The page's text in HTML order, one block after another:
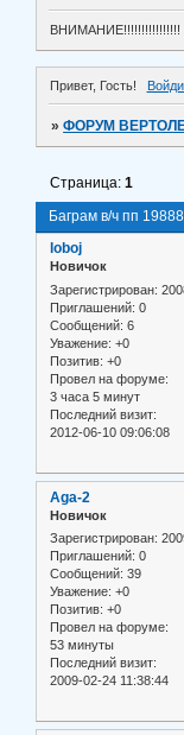
Привет, Гость!
»ФОРУМ
Баграм в/ч пп
Страница:1
loboj
Новичок
Зарегистрирован:
Приглашений: 0
Сообщений: 6
Уважение: +0
Позитив: +0
Провел на форуме:
3 часа 5 минут
Последний визит:
2012-06-10 09:06:08
Aga-2
Новичок
Зарегистрирован:
Приглашений: 0
Сообщений: 39
Уважение: +0
Позитив: +0
Провел на форуме:
53 минуты
Последний визит:
2009-02-24 11:38:44